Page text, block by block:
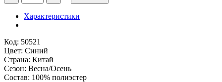
Пальто
демисезонное
с
для
девочки
синее
WB
Характеристики
Код: 50521
Цвет: Синий
Страна: Китай
Сезон: Весна/Осень
Состав: 100% полиэстер